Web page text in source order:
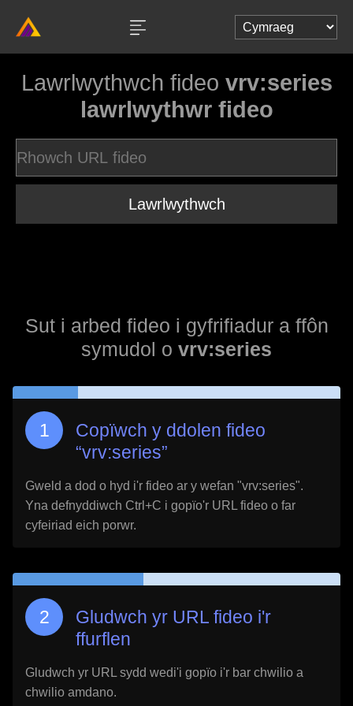
Lawrlwythwch fideo vrv:series
lawrlwythwr fideo
Lawrlwythwch
Sut i arbed fideo i gyfrifiadur a ffôn
symudol o vrv:series
Copïwch y ddolen fideo
“vrv:series”
Gweld a dod o hyd i'r fideo ar y wefan "vrv:series".
Yna defnyddiwch Ctrl+C i gopïo'r URL fideo o far
cyfeiriad eich porwr.
Gludwch yr URL fideo i'r
ffurflen
Gludwch yr URL sydd wedi'i gopïo i'r bar chwilio a
chwilio amdano.